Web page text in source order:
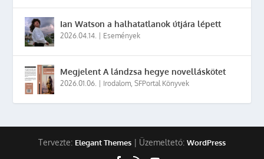
Ian Watson a halhatatlanok útjára lépett
2026.04.14. | Események
Megjelent A lándzsa hegye novelláskötet
2026.01.06. | Irodalom ,SFPortal Könyvek
Tervezte: Elegant Themes | Üzemeltető: WordPress